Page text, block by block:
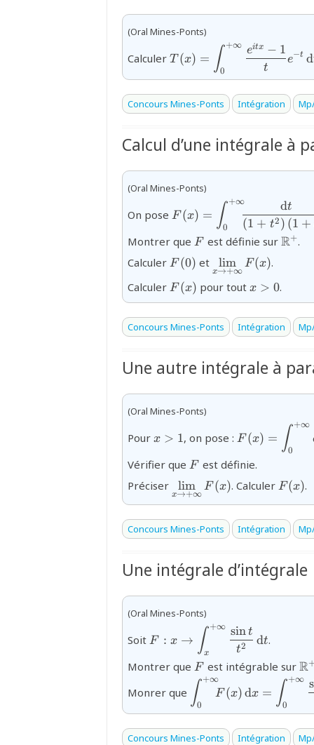
(Oral Mines-Ponts)
Calculert x}-1}{t} e^{-
T (x) = ∫0
+∞
t
eitx − 1
e−t d
Concours Mines-Ponts Intégration
Calcul d’une intégrale à
(Oral Mines-Ponts)
On pose \dfrac{\text{d}t}
F (x) = ∫0
+∞
(1 + t2 ) (1 +
dt
Montrer que {F}
F est définie sur R+.
Calculer {F(0)}
F (0) et
+\infty}F(x)}
x→+∞
lim F (x).
Calculer {F(x)}
F (x) pour tout {x\gt0}
x > 0.
Concours Mines-Ponts Intégration
Une autre intégrale à
(Oral Mines-Ponts)
Pourx > 1, on pose : e^{-x t}
\mathrm{d} t}
F (x) = ∫0
+∞
Vérifier que {F}
F est définie.
Préciser
x→+∞
lim F (x). Calculer {F(x)}
F (x).
Concours Mines-Ponts Intégration
Une intégrale d’intégrale
(Oral Mines-Ponts)
Soit
{F : x \rightarrow
\dfrac{\sin t}
{t^{2}}\,\text{d}t}
F : x → ∫x
+∞
t2
sint
dt.
Montrer que {F}
F est intégrable sur R
Monrer que u}{u}\mathrm{d}u}
∫0
+∞
F (x)dx = ∫0
+∞ s
Concours Mines-Ponts Intégration